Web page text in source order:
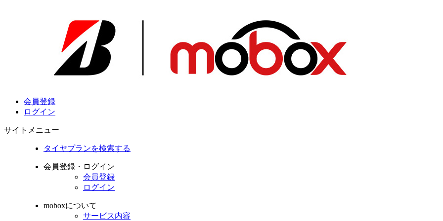
会員登録
ログイン
サイトメニュー
タイヤプランを検索する
会員登録・ログイン
会員登録
ログイン
moboxについて
サービス内容